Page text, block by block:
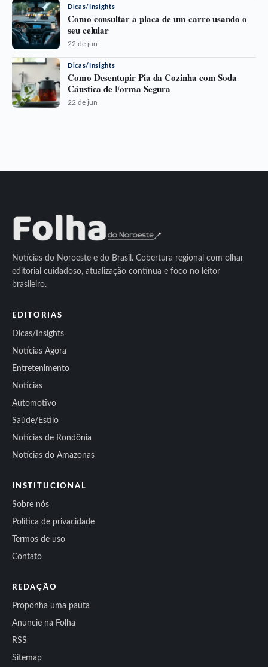
Dicas/Insights
Como consultar a placa de um carro usando o
seu celular
22 de jun
Dicas/Insights
Como Desentupir Pia da Cozinha com Soda
Cáustica de Forma Segura
22 de jun
Notícias do Noroeste e do Brasil. Cobertura regional com olhar
editorial cuidadoso, atualização contínua e foco no leitor
brasileiro.
EDITORIAS
Dicas/Insights
Notícias Agora
Entretenimento
Notícias
Automotivo
Saúde/Estilo
Notícias de Rondônia
Notícias do Amazonas
INSTITUCIONAL
Sobre nós
Política de privacidade
Termos de uso
Contato
REDAÇÃO
Proponha uma pauta
Anuncie na Folha
RSS
Sitemap